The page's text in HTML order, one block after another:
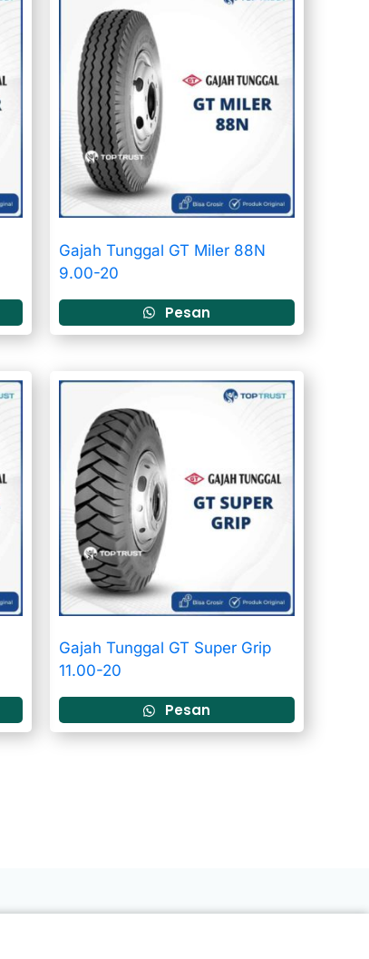
Gajah Tunggal GT Miler 88N
9.00-20
Pesan
Gajah Tunggal GT Super Grip
11.00-20
Pesan